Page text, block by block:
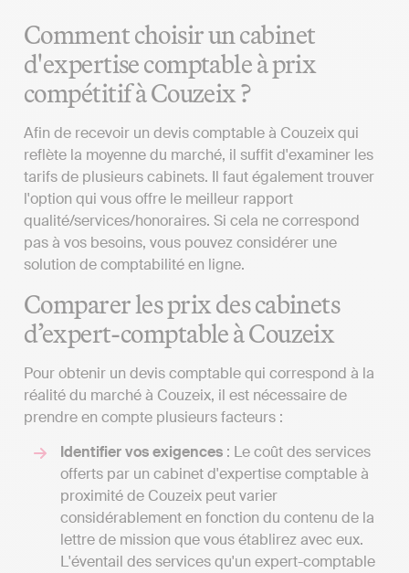
Comment choisir un cabinet
d'expertise comptable à prix
compétitif à Couzeix ?
Afin de recevoir un devis comptable à Couzeix qui
reflète la moyenne du marché, il suffit d'examiner les
tarifs de plusieurs cabinets. Il faut également trouver
l'option qui vous offre le meilleur rapport
qualité/services/honoraires. Si cela ne correspond
pas à vos besoins, vous pouvez considérer une
solution de comptabilité en ligne.
Comparer les prix des cabinets
d’expert-comptable à Couzeix
Pour obtenir un devis comptable qui correspond à la
réalité du marché à Couzeix, il est nécessaire de
prendre en compte plusieurs facteurs :
Identifier vos exigences : Le coût des services
offerts par un cabinet d'expertise comptable à
proximité de Couzeix peut varier
considérablement en fonction du contenu de la
lettre de mission que vous établirez avec eux.
L'éventail des services qu'un expert-comptable